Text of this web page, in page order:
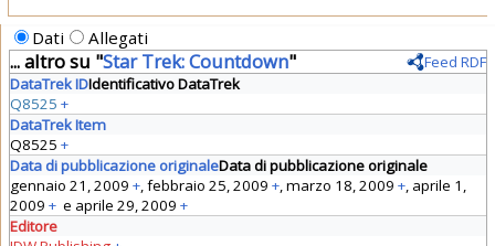
Dati Allegati
... altro su "Star Trek: Countdown"
Feed RDF
DataTrek IDIdentificativo DataTrek
Q8525 +
DataTrek Item
Q8525 +
Data di pubblicazione originaleData di pubblicazione originale
gennaio 21, 2009 +,febbraio 25, 2009 +,marzo 18, 2009 +, aprile 1,
2009 +e aprile 29, 2009 +
Editore